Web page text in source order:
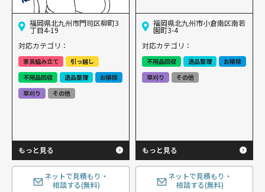
福岡県北九州市門司区柳町3
丁目4-19
対応カテゴリ：
家具組み立て
引っ越し
不用品回収
遺品整理
お掃除
草刈り
その他
もっと見る
ネットで見積もり・
相談する(無料)
福岡県北九州市小倉南区南若
園町3-4
対応カテゴリ：
不用品回収 遺品整理
お掃除
草刈り
その他
もっと見る
ネットで見積もり・
相談する(無料)